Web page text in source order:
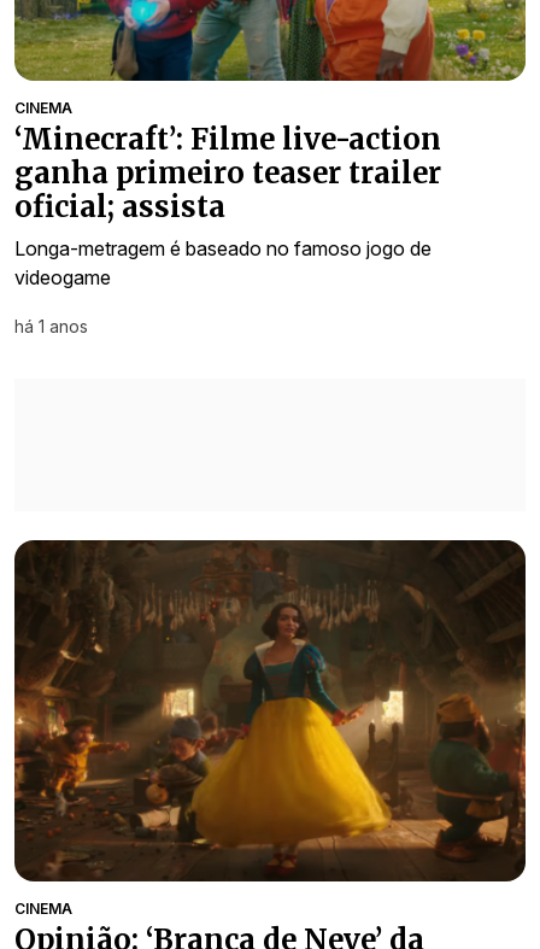
CINEMA
‘Minecraft’: Filme live-action
ganha primeiro teaser trailer
oficial; assista
Longa-metragem é baseado no famoso jogo de
videogame
há 1 anos
CINEMA
Opinião: ‘Branca de Neve’ da